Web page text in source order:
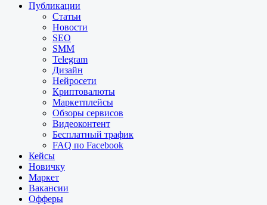
Публикации
Статьи
Новости
SEO
SMM
Telegram
Дизайн
Нейросети
Криптовалюты
Маркетплейсы
Обзоры сервисов
Видеоконтент
Бесплатный трафик
FAQ по Facebook
Кейсы
Новичку
Маркет
Вакансии
Офферы